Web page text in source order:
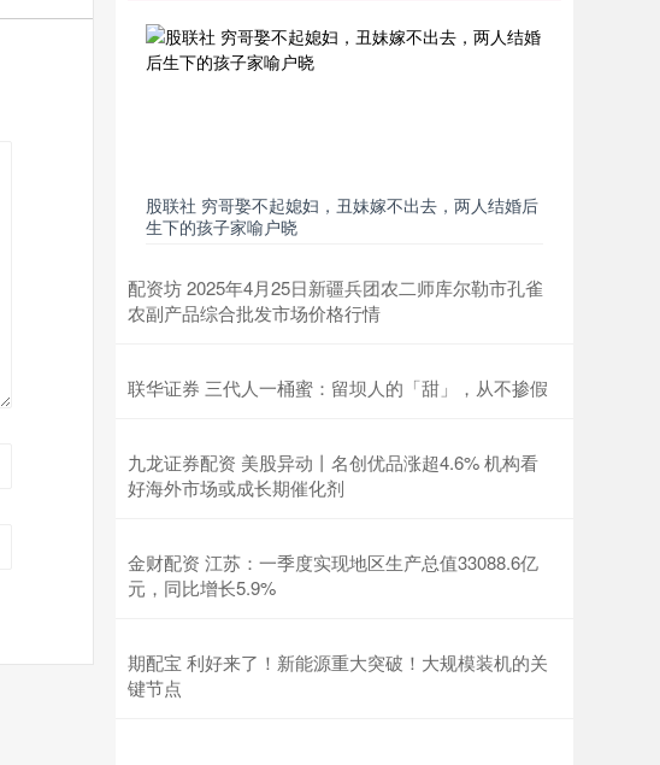
股联社 穷哥娶不起媳妇，丑妹嫁不出去，两人结婚后
生下的孩子家喻户晓
配资坊 2025年4月25日新疆兵团农二师库尔勒市孔雀
农副产品综合批发市场价格行情
联华证券 三代人一桶蜜：留坝人的「甜」，从不掺假
九龙证券配资 美股异动丨名创优品涨超4.6% 机构看
好海外市场或成长期催化剂
金财配资 江苏：一季度实现地区生产总值33088.6亿
元，同比增长5.9%
期配宝 利好来了！新能源重大突破！大规模装机的关
键节点